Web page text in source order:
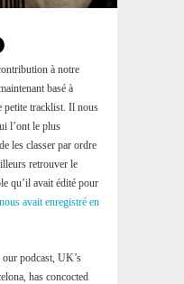
à notre
basé à
petite tracklist. Il nous
l’ont le plus
les classer par ordre
retrouver le
qu’il avait édité pour
avait enregistré en
podcast, UK’s
has concocted